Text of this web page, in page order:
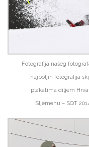
Fotografija našeg
najboljih fotografija
plakatima diljem
Sljemenu – SQT